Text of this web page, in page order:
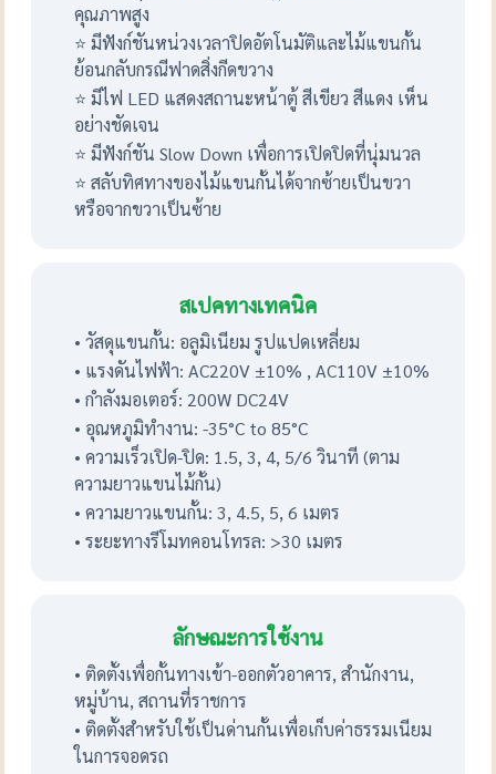
คุณภาพสูง
⭐ มีฟังก์ชันหน่วงเวลาปิดอัตโนมัติและไม้แขนกั้น
ย้อนกลับกรณีฟาดสิ่งกีดขวาง
⭐ มีไฟ LED แสดงสถานะหน้าตู้ สีเขียว สีแดง เห็น
อย่างชัดเจน
⭐ มีฟังก์ชัน Slow Down เพื่อการเปิดปิดที่นุ่มนวล
⭐ สลับทิศทางของไม้แขนกั้นได้จากซ้ายเป็นขวา
หรือจากขวาเป็นซ้าย
สเปคทางเทคนิค
• วัสดุแขนกั้น: อลูมิเนียม รูปแปดเหลี่ยม
• แรงดันไฟฟ้า: AC220V ±10% , AC110V ±10%
• กำลังมอเตอร์: 200W DC24V
• อุณหภูมิทำงาน: -35°C to 85°C
• ความเร็วเปิด-ปิด: 1.5, 3, 4, 5/6 วินาที (ตาม
ความยาวแขนไม้กั้น)
• ความยาวแขนกั้น: 3, 4.5, 5, 6 เมตร
• ระยะทางรีโมทคอนโทรล: >30 เมตร
ลักษณะการใช้งาน
• ติดตั้งเพื่อกั้นทางเข้า-ออกตัวอาคาร, สำนักงาน,
หมู่บ้าน, สถานที่ราชการ
• ติดตั้งสำหรับใช้เป็นด่านกั้นเพื่อเก็บค่าธรรมเนียม
ในการจอดรถ